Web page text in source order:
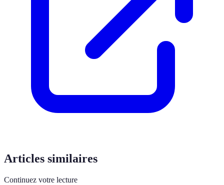
Articles similaires
Continuez votre lecture